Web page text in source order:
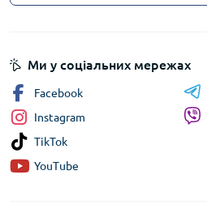
Ми у соціальних мережах
Facebook
Instagram
TikTok
YouTube